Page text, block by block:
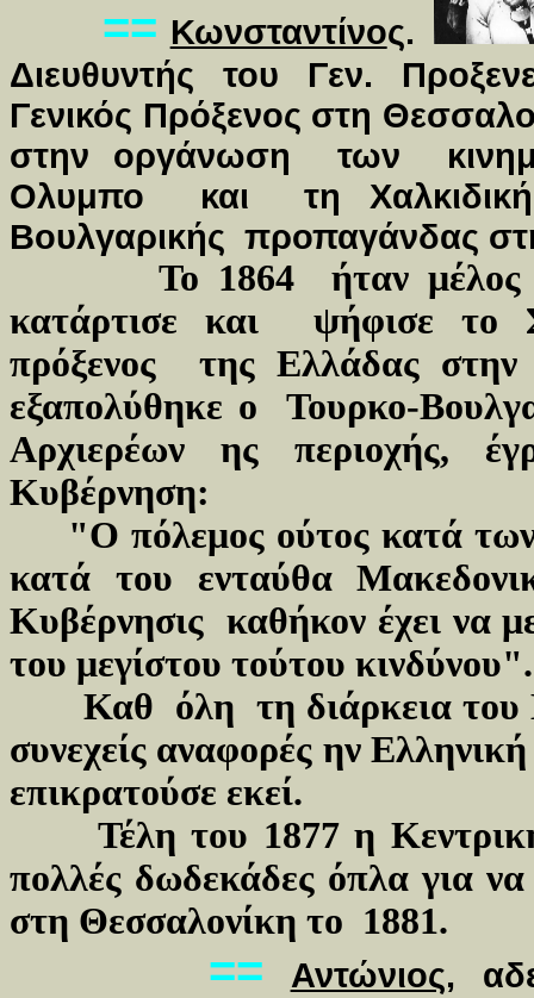
== Κωνσταντίνος.
Διευθυντής του Γεν.
Γενικός Πρόξενος στη
στην οργάνωση των
Ολυμπο και τη
Βουλγαρικής προπαγάνδας
Το 1864 ήταν μέλος
κατάρτισε και ψήφισε το
πρόξενος της Ελλάδας
εξαπολύθηκε ο Τουρκο-
Αρχιερέων ης περιοχής,
Κυβέρνηση:
"Ο πόλεμος ούτος κατά
κατά του ενταύθα
Κυβέρνησις καθήκον έχει να
του μεγίστου τούτου κινδύνου".
Καθ όλη τη διάρκεια
συνεχείς αναφορές ην
επικρατούσε εκεί.
Τέλη του 1877 η
πολλές δωδεκάδες όπλα για να
στη Θεσσαλονίκη το 1881.
== Αντώνιος,